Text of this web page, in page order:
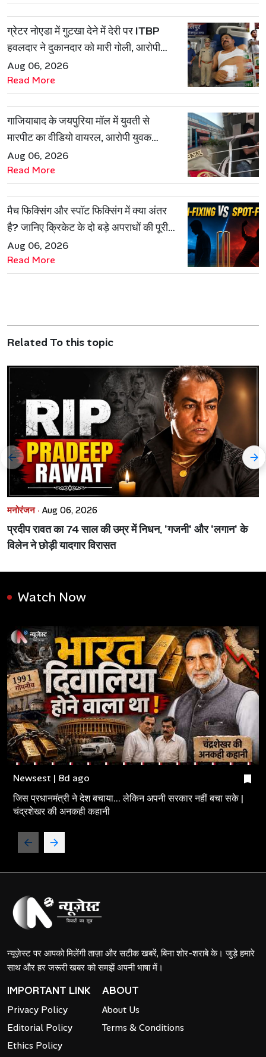
ग्रेटर नोएडा में गुटखा देने में देरी पर ITBP
हवलदार ने दुकानदार को मारी गोली, आरोपी
गिरफ्तार
Aug 06, 2026
Read More
गाजियाबाद के जयपुरिया मॉल में युवती से
मारपीट का वीडियो वायरल, आरोपी युवक
हिरासत में
Aug 06, 2026
Read More
मैच फिक्सिंग और स्पॉट फिक्सिंग में क्या अंतर
है? जानिए क्रिकेट के दो बड़े अपराधों की पूरी
कहानी
Aug 06, 2026
Read More
Related To this topic
मनोरंजन · Aug 06, 2026
प्रदीप रावत का 74 साल की उम्र में निधन, 'गजनी' और 'लगान' के
विलेन ने छोड़ी यादगार विरासत
Watch Now
Newsest | 8d ago
जिस प्रधानमंत्री ने देश बचाया... लेकिन अपनी सरकार नहीं बचा सके |
चंद्रशेखर की अनकही कहानी
न्यूज़ेस्ट पर आपको मिलेंगी ताज़ा और सटीक खबरें, बिना शोर-शराबे के। जुड़े हमारे
साथ और हर जरूरी खबर को समझें अपनी भाषा में।
IMPORTANT LINK
Privacy Policy
Editorial Policy
Ethics Policy
ABOUT
About Us
Terms & Conditions